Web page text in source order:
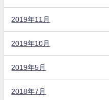
2019年11月
2019年10月
2019年5月
2018年7月